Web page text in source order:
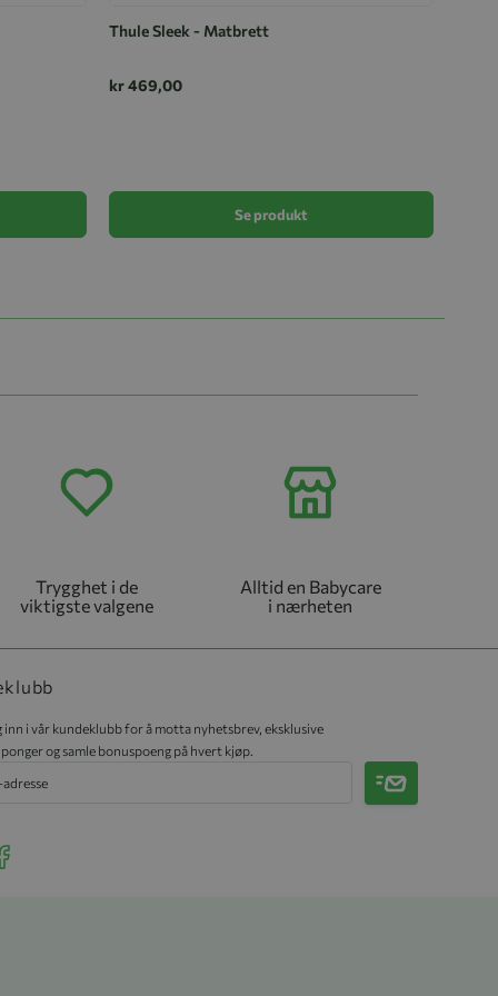
Thule Sleek - Matbrett
kr 469,00
Se produkt
Trygghet i de
viktigste valgene
Alltid en Babycare
i nærheten
inn i vår kundeklubb for å motta nyhetsbrev, eksklusive
og samle bonuspoeng på hvert kjøp.
Meld på
our Facebook